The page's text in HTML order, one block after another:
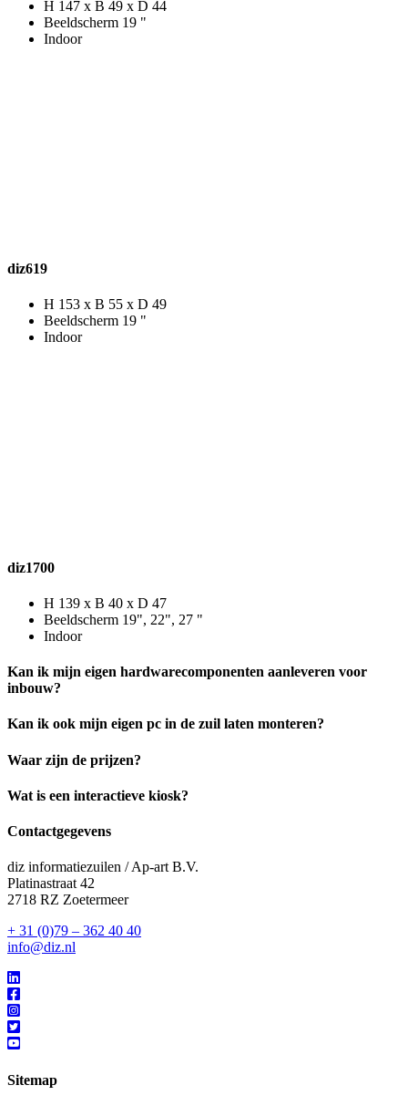
H 147 x B 49 x D 44
Beeldscherm 19 "
Indoor
diz619
H 153 x B 55 x D 49
Beeldscherm 19 "
Indoor
diz1700
H 139 x B 40 x D 47
Beeldscherm 19", 22", 27 "
Indoor
Kan ik mijn eigen hardwarecomponenten aanleveren voor
inbouw?
Kan ik ook mijn eigen pc in de zuil laten monteren?
Waar zijn de prijzen?
Wat is een interactieve kiosk?
Contactgegevens
diz informatiezuilen / Ap-art B.V.
Platinastraat 42
2718 RZ Zoetermeer
+ 31 (0)79 – 362 40 40
info@diz.nl
Sitemap